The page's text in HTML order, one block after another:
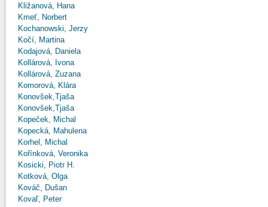
Kližanová, Hana
Kmeť, Norbert
Kochanowski, Jerzy
Kočí, Martina
Kodajová, Daniela
Kollárová, Ivona
Kollárová, Zuzana
Komorová, Klára
Konovšek,Tjaša
Konovšek,Tjaša
Kopeček, Michal
Kopecká, Mahulena
Korhel, Michal
Kořínková, Veronika
Kosicki, Piotr H.
Kotková, Olga
Kováč, Dušan
Kovaľ, Peter